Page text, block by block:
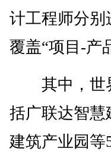
计工程师分
覆盖“项目-产
其中，世界
括广联达智
建筑产业园